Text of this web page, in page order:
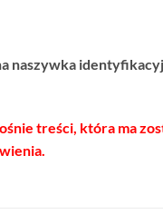
naszywka
treści, która ma